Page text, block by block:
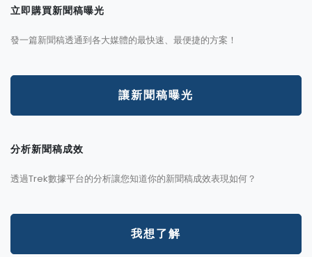
立即購買新聞稿曝光
發一篇新聞稿透通到各大媒體的最快速、最便捷的方案！
讓新聞稿曝光
分析新聞稿成效
透過Trek數據平台的分析讓您知道你的新聞稿成效表現如何？
我想了解